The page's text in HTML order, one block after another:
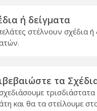
ή δείγματα
στέλνουν σχέδια
τα
και θα τα στείλουμε